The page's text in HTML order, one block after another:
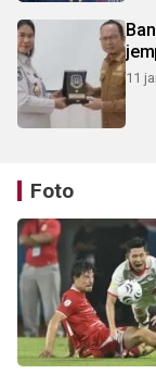
11
Foto